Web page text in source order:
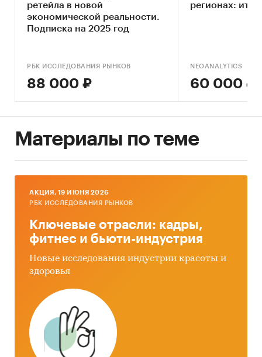
ретейла в новой
экономической реальности.
Подписка на 2025 год
РБК ИССЛЕДОВАНИЯ РЫНКОВ
88 000 ₽
регионах:
NEOANALYTICS
60 000 ₽
Материалы по теме
AКЦИЯ, 19 ИЮНЯ 2026
РБК ИССЛЕДОВАНИЯ РЫНКОВ
Ключевые отрасли: кадры,
фитнес и бьюти-индустрия
Новые исследования индустрии красоты и
здоровья